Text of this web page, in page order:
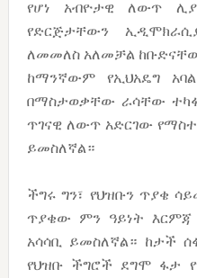
የሆነ አብዮታዊ ለውጥ
የድርጅታቸውን
ለመመለስ አለመቻል
ከማንኛውም የኢህአዴግ
በማስታወቃቸው ራሳቸው
ጥገናዊ ለውጥ አድርገው
ይመስለኛል።
ችግሩ ግን፣ የህዝቡን ጥያቄ
ጥያቄው ምን ዓይነት
አሳሳቢ ይመስለኛል። ከታች
የህዝቡ ችግሮች ደግሞ ፋታ